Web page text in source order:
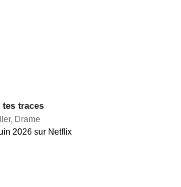
tes traces
, Drame
2026 sur Netflix